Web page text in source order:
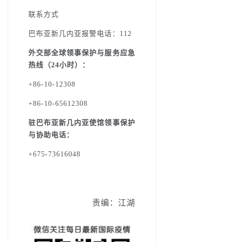
联系方式
巴布亚新几内亚报警电话：112
外交部全球领事保护与服务应急
热线（24小时）：
+86-10-12308
+86-10-65612308
驻巴布亚新几内亚使馆领事保护
与协助电话：
+675-73616048
责编：江湖